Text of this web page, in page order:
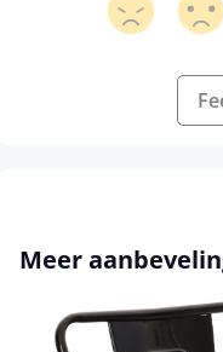
Productgalerij overslaan
Meer